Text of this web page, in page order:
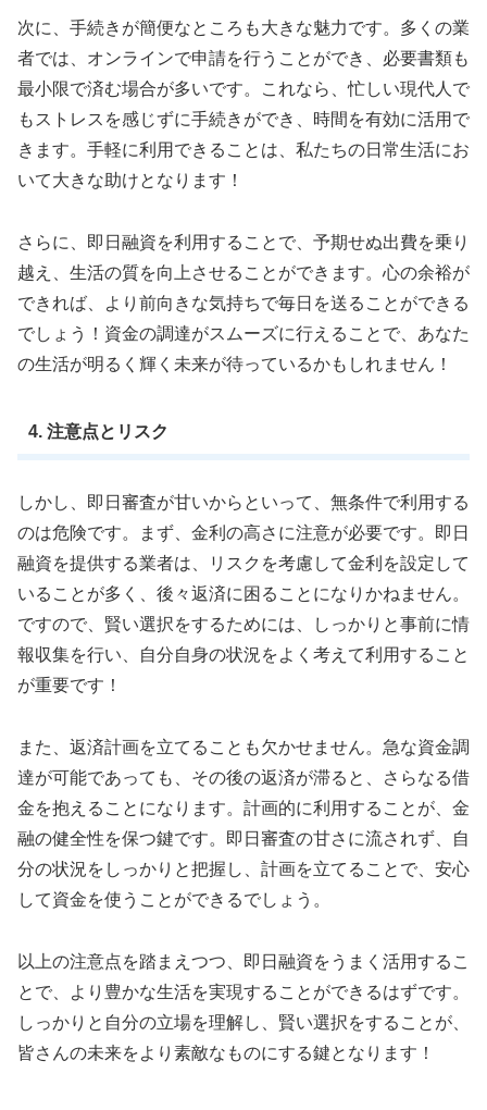
次に、手続きが簡便なところも大きな魅力です。多くの業
者では、オンラインで申請を行うことができ、必要書類も
最小限で済む場合が多いです。これなら、忙しい現代人で
もストレスを感じずに手続きができ、時間を有効に活用で
きます。手軽に利用できることは、私たちの日常生活にお
いて大きな助けとなります！
さらに、即日融資を利用することで、予期せぬ出費を乗り
越え、生活の質を向上させることができます。心の余裕が
できれば、より前向きな気持ちで毎日を送ることができる
でしょう！資金の調達がスムーズに行えることで、あなた
の生活が明るく輝く未来が待っているかもしれません！
4. 注意点とリスク
しかし、即日審査が甘いからといって、無条件で利用する
のは危険です。まず、金利の高さに注意が必要です。即日
融資を提供する業者は、リスクを考慮して金利を設定して
いることが多く、後々返済に困ることになりかねません。
ですので、賢い選択をするためには、しっかりと事前に情
報収集を行い、自分自身の状況をよく考えて利用すること
が重要です！
また、返済計画を立てることも欠かせません。急な資金調
達が可能であっても、その後の返済が滞ると、さらなる借
金を抱えることになります。計画的に利用することが、金
融の健全性を保つ鍵です。即日審査の甘さに流されず、自
分の状況をしっかりと把握し、計画を立てることで、安心
して資金を使うことができるでしょう。
以上の注意点を踏まえつつ、即日融資をうまく活用するこ
とで、より豊かな生活を実現することができるはずです。
しっかりと自分の立場を理解し、賢い選択をすることが、
皆さんの未来をより素敵なものにする鍵となります！